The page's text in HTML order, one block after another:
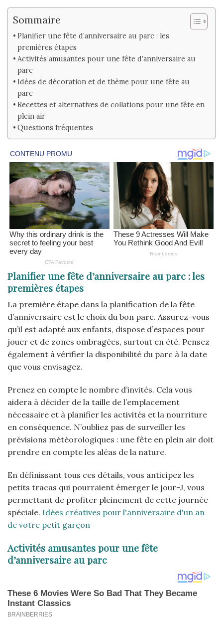
Sommaire
Planifier une fête d’anniversaire au parc : les
premières étapes
Activités amusantes pour une fête d’anniversaire au
parc
Idées de décoration et de thème pour une fête au
parc
Recettes et alternatives de collations pour une fête en
plein air
Questions fréquentes
Planifier une fête d’anniversaire au parc : les
premières étapes
La première étape dans la planification de la fête
d’anniversaire est le choix du bon parc. Assurez-vous
qu’il est adapté aux enfants, dispose d’espaces pour
jouer et de zones ombragées, surtout en été. Pensez
également à vérifier la disponibilité du parc à la date
que vous envisagez.
Prenez en compte le nombre d’invités. Cela vous
aidera à décider de la taille de l’emplacement
nécessaire et à planifier les activités et la nourriture
en conséquence. N’oubliez pas de surveiller les
prévisions météorologiques : une fête en plein air doit
prendre en compte les aléas de la nature.
En définissant tous ces détails, vous anticipez les
petits tracas qui pourraient émerger le jour-J, vous
permettant de profiter pleinement de cette journée
spéciale. Idées créatives pour l'anniversaire d'un an
de votre petit garçon
Activités amusantes pour une fête
d’anniversaire au parc